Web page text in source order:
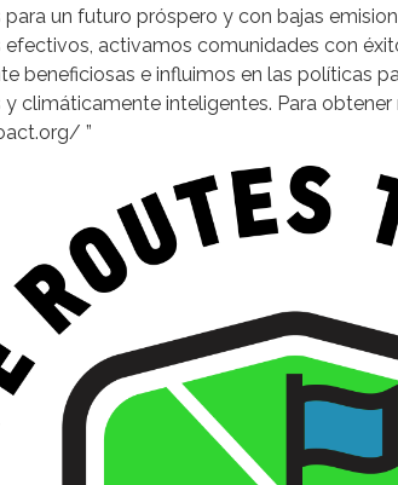
un futuro próspero y con bajas
efectivos, activamos comunidades con
beneficiosas e influimos en las políticas
climáticamente inteligentes. Para obtener
”